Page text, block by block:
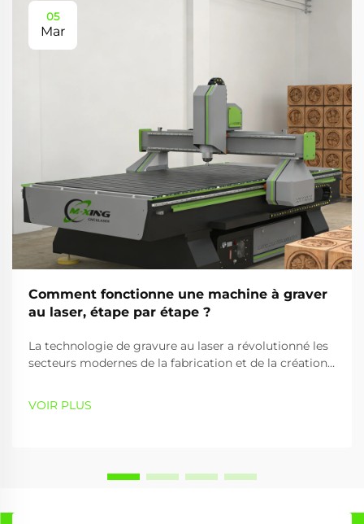
05
Mar
Comment fonctionne une machine à graver
au laser, étape par étape ?
La technologie de gravure au laser a révolutionné les
secteurs modernes de la fabrication et de la création
graver utilise des faisceaux laser focalisés pour créer
VOIR PLUS